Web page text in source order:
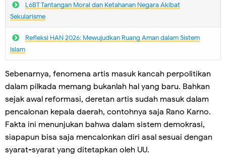
L6BT Tantangan Moral dan Ketahanan Negara Akibat
Sekularisme
Refleksi HAN 2026: Mewujudkan Ruang Aman dalam Sistem
Islam
Sebenarnya, fenomena artis masuk kancah perpolitikan
dalam pilkada memang bukanlah hal yang baru. Bahkan
sejak awal reformasi, deretan artis sudah masuk dalam
pencalonan kepala daerah, contohnya saja Rano Karno.
Fakta ini menunjukan bahwa dalam sistem demokrasi,
siapapun bisa saja mencalonkan diri asal sesuai dengan
syarat-syarat yang ditetapkan oleh UU.